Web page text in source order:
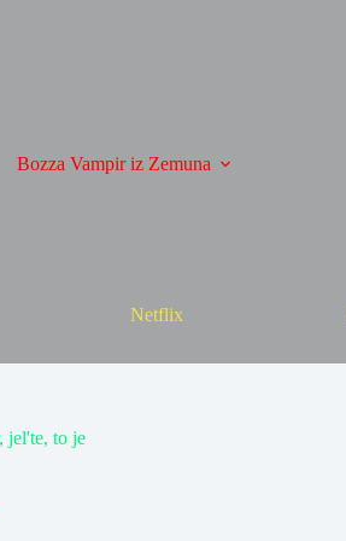
Bozza Vampir iz Zemuna
Netflix
jel'te, to je